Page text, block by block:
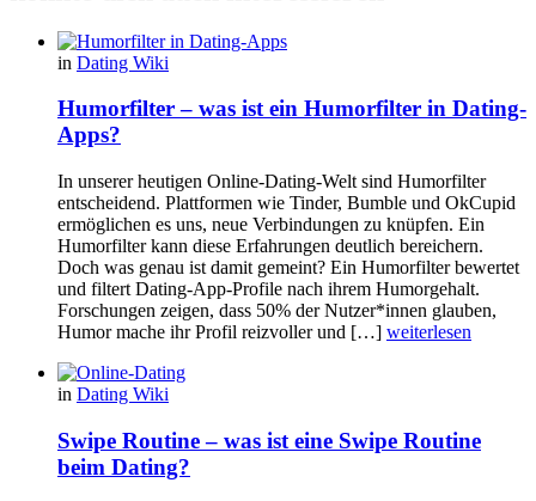
in Dating Wiki
Humorfilter – was ist ein Humorfilter in Dating-
Apps?
In unserer heutigen Online-Dating-Welt sind Humorfilter
entscheidend. Plattformen wie Tinder, Bumble und OkCupid
ermöglichen es uns, neue Verbindungen zu knüpfen. Ein
Humorfilter kann diese Erfahrungen deutlich bereichern.
Doch was genau ist damit gemeint? Ein Humorfilter bewertet
und filtert Dating-App-Profile nach ihrem Humorgehalt.
Forschungen zeigen, dass 50% der Nutzer*innen glauben,
Humor mache ihr Profil reizvoller und […] weiterlesen
in Dating Wiki
Swipe Routine – was ist eine Swipe Routine
beim Dating?